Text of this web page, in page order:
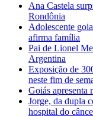
Ana Castela
Rondônia
Adolescente
afirma família
Pai de Lionel
Argentina
Exposição de
neste fim de
Goiás apresenta
Jorge, da dupla
hospital do